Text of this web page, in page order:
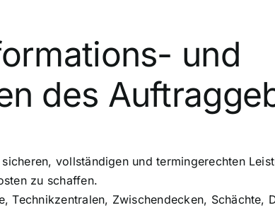
und
des
vollständigen und termingerechten
zu schaffen.
Zwischendecken, Schächte,